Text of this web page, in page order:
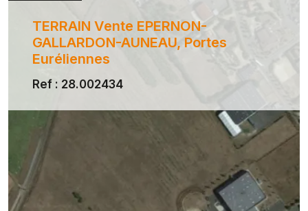
TERRAIN Vente EPERNON-
GALLARDON-AUNEAU, Portes
Euréliennes
Ref : 28.002434